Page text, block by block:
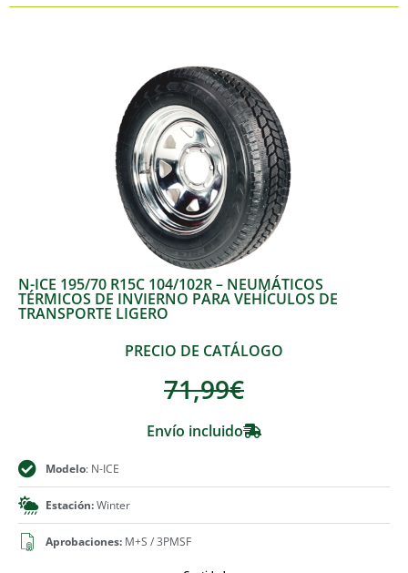
N-ICE 195/70 R15C 104/102R – NEUMÁTICOS
TÉRMICOS DE INVIERNO PARA VEHÍCULOS DE
TRANSPORTE LIGERO
PRECIO DE CATÁLOGO
71,99€
Envío incluido
Modelo: N-ICE
Estación:Winter
Aprobaciones: M+S / 3PMSF